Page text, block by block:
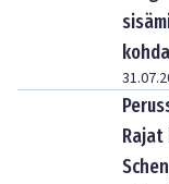
Rajat